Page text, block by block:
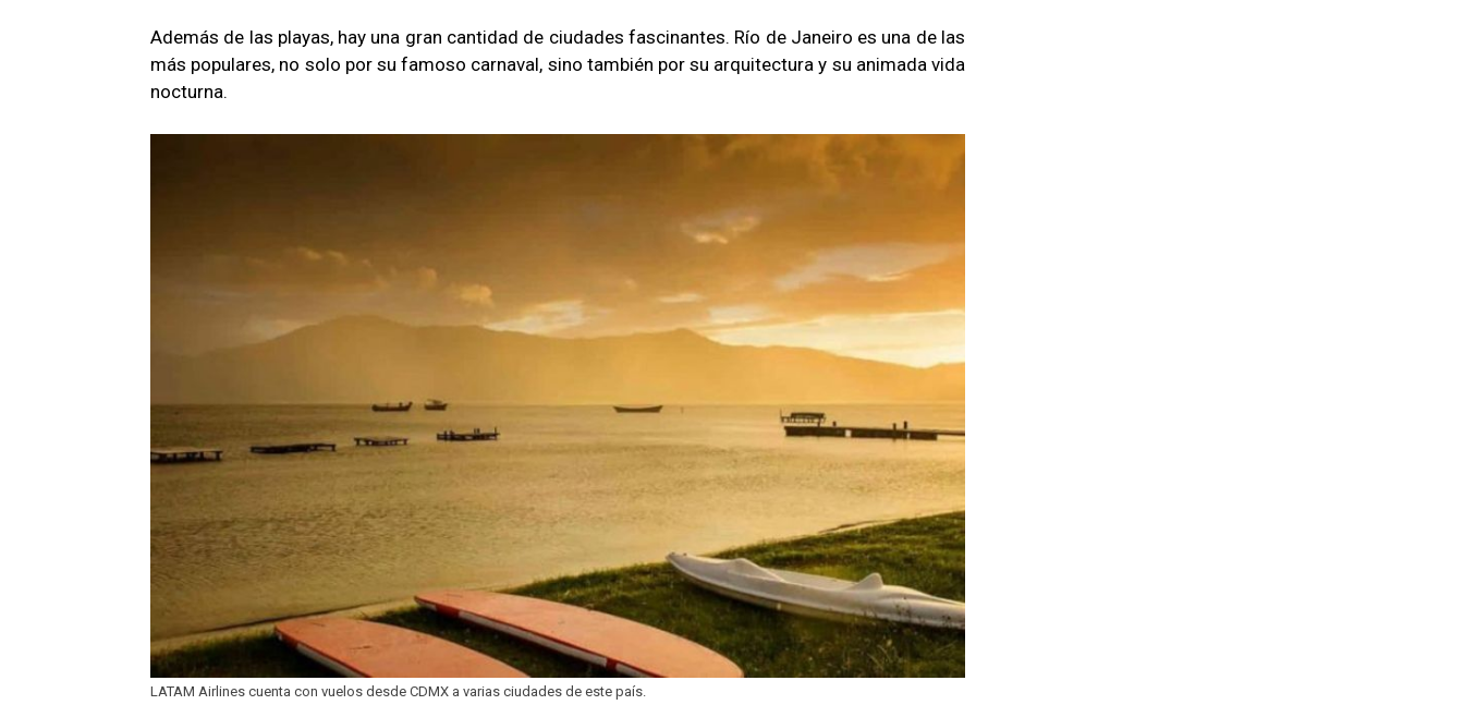
Además de las playas, hay una gran cantidad de ciudades fascinantes. Río de Janeiro es una de las
más populares, no solo por su famoso carnaval, sino también por su arquitectura y su animada vida
nocturna.
LATAM Airlines cuenta con vuelos desde CDMX a varias ciudades de este país.